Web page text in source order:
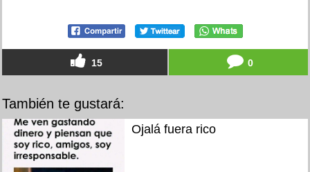
15 0
También te gustará:
Ojalá fuera rico